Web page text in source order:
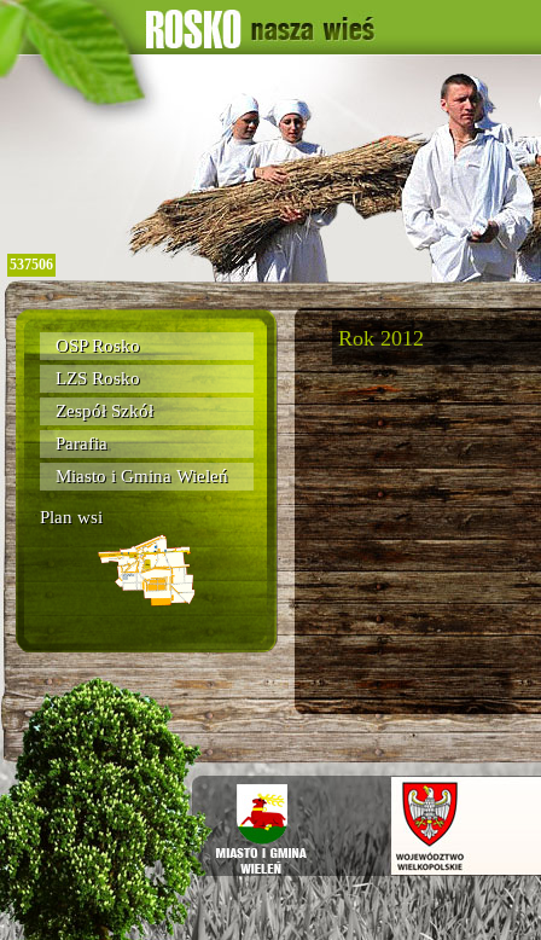
537506
OSP Rosko
LZS Rosko
Zespół Szkół
Parafia
Miasto i Gmina Wieleń
Plan wsi
Rok 2012